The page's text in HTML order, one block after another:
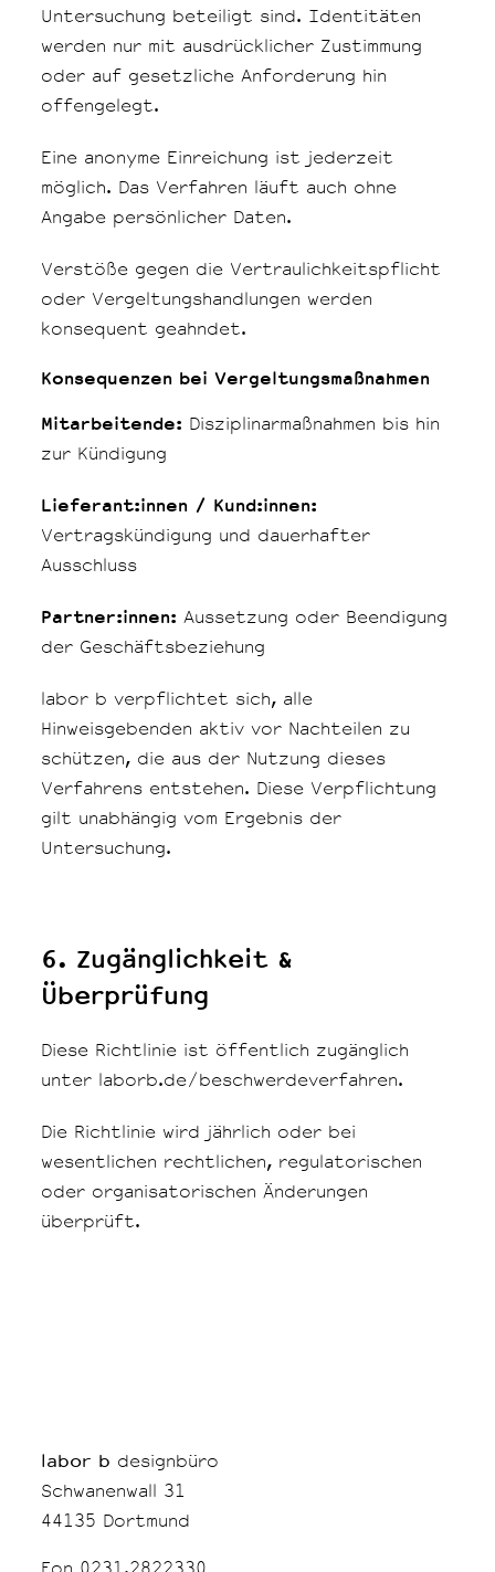
Untersuchung beteiligt sind. Identitäten
werden nur mit ausdrücklicher Zustimmung
oder auf gesetzliche Anforderung hin
offengelegt.
Eine anonyme Einreichung ist jederzeit
möglich. Das Verfahren läuft auch ohne
Angabe persönlicher Daten.
Verstöße gegen die Vertraulichkeitspflicht
oder Vergeltungshandlungen werden
konsequent geahndet.
Konsequenzen bei Vergeltungsmaßnahmen
Mitarbeitende: Disziplinarmaßnahmen bis hin
zur Kündigung
Lieferant:innen / Kund:innen:
Vertragskündigung und dauerhafter
Ausschluss
Partner:innen: Aussetzung oder Beendigung
der Geschäftsbeziehung
labor b verpflichtet sich, alle
Hinweisgebenden aktiv vor Nachteilen zu
schützen, die aus der Nutzung dieses
Verfahrens entstehen. Diese Verpflichtung
gilt unabhängig vom Ergebnis der
Untersuchung.
6. Zugänglichkeit &
Überprüfung
Diese Richtlinie ist öffentlich zugänglich
unter laborb.de/beschwerdeverfahren.
Die Richtlinie wird jährlich oder bei
wesentlichen rechtlichen, regulatorischen
oder organisatorischen Änderungen
überprüft.
labor b designbüro
Schwanenwall 31
44135 Dortmund